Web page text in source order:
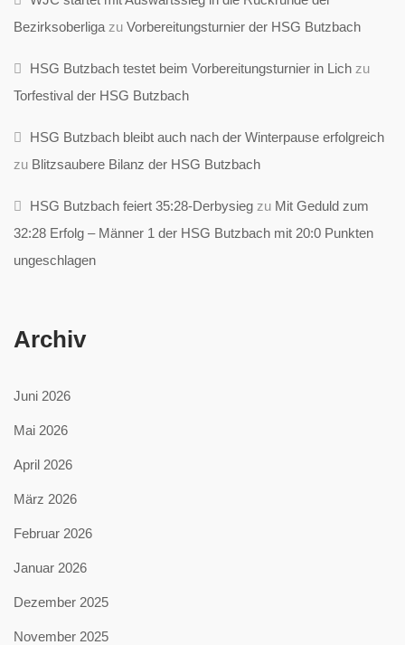
Bezirksoberliga zu Vorbereitungsturnier der HSG Butzbach
HSG Butzbach testet beim Vorbereitungsturnier in Lich zu
Torfestival der HSG Butzbach
HSG Butzbach bleibt auch nach der Winterpause erfolgreich
zu Blitzsaubere Bilanz der HSG Butzbach
HSG Butzbach feiert 35:28-Derbysieg zu Mit Geduld zum
32:28 Erfolg – Männer 1 der HSG Butzbach mit 20:0 Punkten
ungeschlagen
Archiv
Juni 2026
Mai 2026
April 2026
März 2026
Februar 2026
Januar 2026
Dezember 2025
November 2025